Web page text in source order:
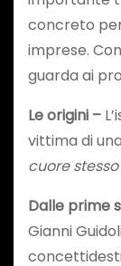
concreto
imprese.
guarda ai
Le origini –
vittima di
cuore
Dalle prime
Gianni